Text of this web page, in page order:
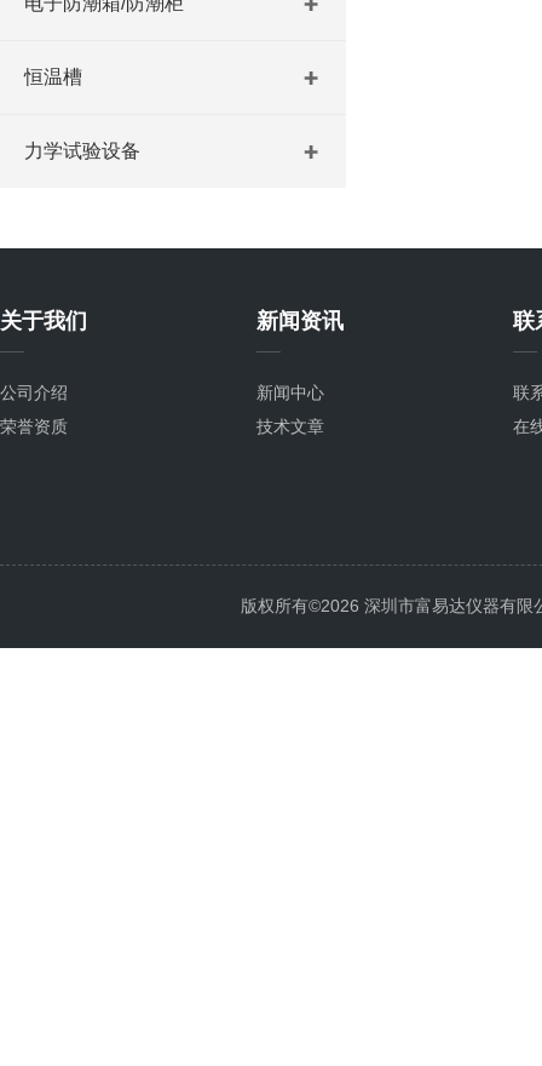
恒温槽
力学试验设备
关于我们
公司介绍
荣誉资质
新闻资讯
新闻中心
技术文章
联
联
在
版权所有©2026 深圳市富易达仪器有